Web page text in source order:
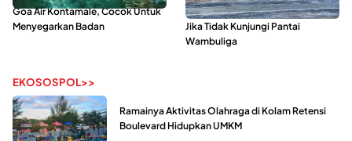
Goa Air Kontamale, Cocok Untuk
Menyegarkan Badan
Berkunjung Ke Wakatobi, Nyesal
Jika Tidak Kunjungi Pantai
Wambuliga
EKOSOSPOL>>
Ramainya Aktivitas Olahraga di Kolam Retensi
Boulevard Hidupkan UMKM